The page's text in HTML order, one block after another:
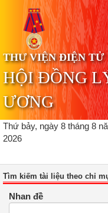
THƯ VIỆN ĐIỆN TỬ
HỘI ĐỒNG
ƯƠNG
Thứ bảy, ngày 8 tháng 8
2026
Tìm kiếm tài liệu theo chỉ
Nhan đề